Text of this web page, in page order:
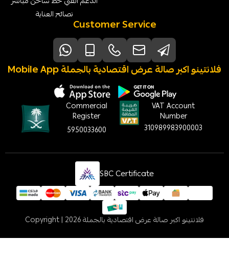
نصائح العناية
Customer Service
Mobile App فلانتينو اكبر صالة عرض اقتصادية بالجملة
Commercial
Register
5950033600
VAT Account
Number
310989983900003
SBC Certificate
Copyright | 2026فلانتينو اكبر صالة عرض اقتصادية بالجملة